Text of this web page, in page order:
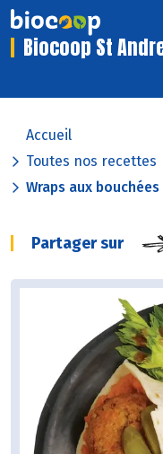
Biocoop St
Accueil
Toutes nos recettes
Wraps aux
Partager sur